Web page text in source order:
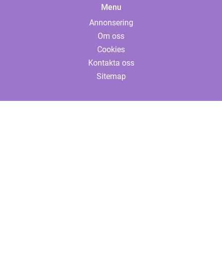
Menu
Annonsering
Om oss
Cookies
Kontakta oss
Sitemap